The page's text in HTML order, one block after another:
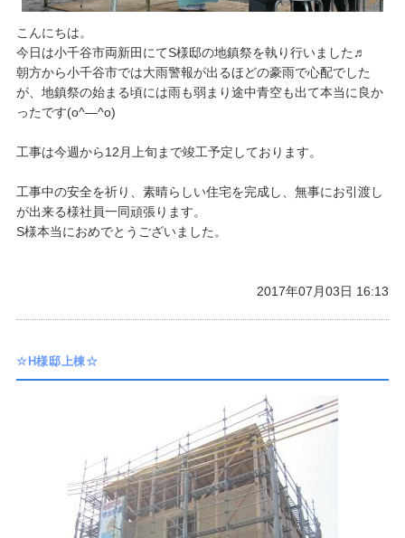
こんにちは。
​今日は小千谷市両新田にてS様邸の地鎮祭を執り行いました♬
​朝方から小千谷市では大雨警報が出るほどの豪雨で心配でした
が、地鎮祭の始まる頃には雨も弱まり途中青空も出て本当に良か
ったです(o^―^o)
工事は今週から12月上旬まで竣工予定しております。
工事中の安全を祈り、素晴らしい住宅を完成し、無事にお引渡し
が出来る様社員一同頑張ります。
S様本当におめでとうございました。
2017年07月03日 16:13
☆H様邸上棟☆